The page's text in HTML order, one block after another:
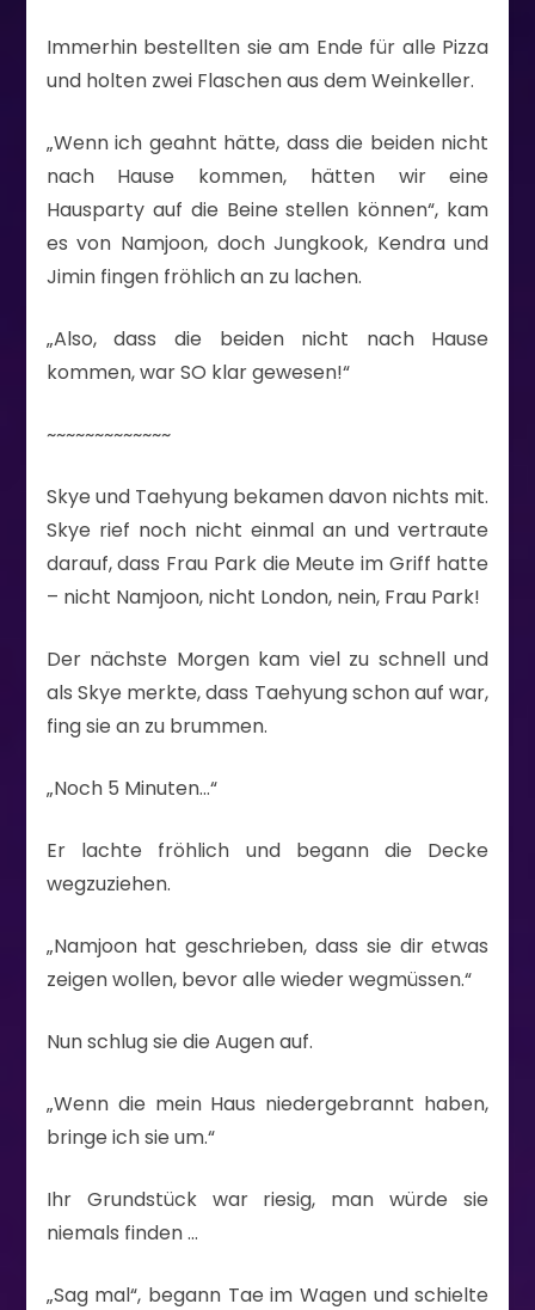
Immerhin bestellten sie am Ende für alle Pizza
und holten zwei Flaschen aus dem Weinkeller.
„Wenn ich geahnt hätte, dass die beiden nicht
nach Hause kommen, hätten wir eine
Hausparty auf die Beine stellen können“, kam
es von Namjoon, doch Jungkook, Kendra und
Jimin fingen fröhlich an zu lachen.
„Also, dass die beiden nicht nach Hause
kommen, war SO klar gewesen!“
~~~~~~~~~~~~~
Skye und Taehyung bekamen davon nichts mit.
Skye rief noch nicht einmal an und vertraute
darauf, dass Frau Park die Meute im Griff hatte
– nicht Namjoon, nicht London, nein, Frau Park!
Der nächste Morgen kam viel zu schnell und
als Skye merkte, dass Taehyung schon auf war,
fing sie an zu brummen.
„Noch 5 Minuten…“
Er lachte fröhlich und begann die Decke
wegzuziehen.
„Namjoon hat geschrieben, dass sie dir etwas
zeigen wollen, bevor alle wieder wegmüssen.“
Nun schlug sie die Augen auf.
„Wenn die mein Haus niedergebrannt haben,
bringe ich sie um.“
Ihr Grundstück war riesig, man würde sie
niemals finden …
„Sag mal“, begann Tae im Wagen und schielte